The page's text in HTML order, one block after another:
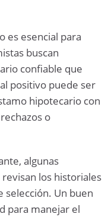
es esencial para
buscan
confiable que
positivo puede ser
hipotecario con
o
algunas
los historiales
selección. Un buen
para manejar el